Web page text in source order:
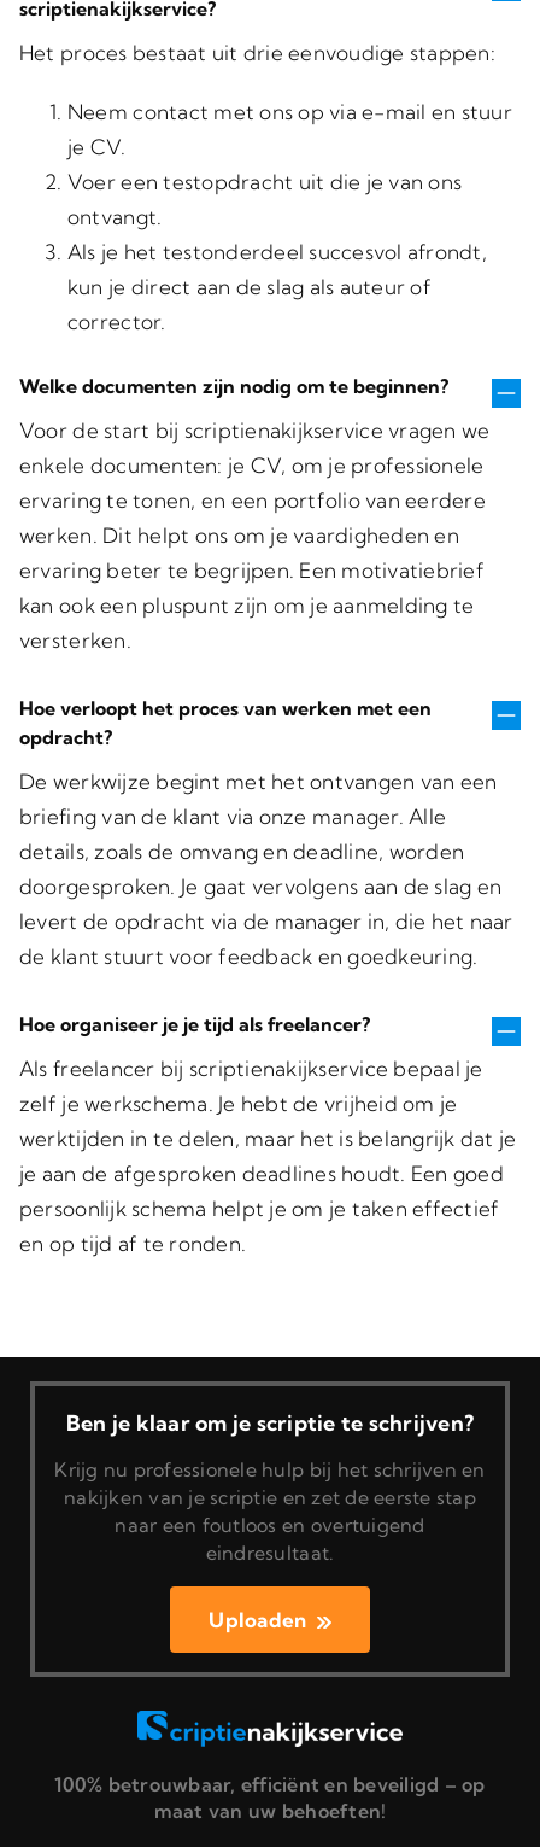
scriptienakijkservice?
Het proces bestaat uit drie eenvoudige stappen:
Neem contact met ons op via e-mail en stuur
je CV.
Voer een testopdracht uit die je van ons
ontvangt.
Als je het testonderdeel succesvol afrondt,
kun je direct aan de slag als auteur of
corrector.
Welke documenten zijn nodig om te beginnen?
Voor de start bij scriptienakijkservice vragen we
enkele documenten: je CV, om je professionele
ervaring te tonen, en een portfolio van eerdere
werken. Dit helpt ons om je vaardigheden en
ervaring beter te begrijpen. Een motivatiebrief
kan ook een pluspunt zijn om je aanmelding te
versterken.
Hoe verloopt het proces van werken met een
opdracht?
De werkwijze begint met het ontvangen van een
briefing van de klant via onze manager. Alle
details, zoals de omvang en deadline, worden
doorgesproken. Je gaat vervolgens aan de slag en
levert de opdracht via de manager in, die het naar
de klant stuurt voor feedback en goedkeuring.
Hoe organiseer je je tijd als freelancer?
Als freelancer bij scriptienakijkservice bepaal je
zelf je werkschema. Je hebt de vrijheid om je
werktijden in te delen, maar het is belangrijk dat je
je aan de afgesproken deadlines houdt. Een goed
persoonlijk schema helpt je om je taken effectief
en op tijd af te ronden.
Ben je klaar om je scriptie te schrijven?
Krijg nu professionele hulp bij het schrijven en
nakijken van je scriptie en zet de eerste stap
naar een foutloos en overtuigend
eindresultaat.
Uploaden
100% betrouwbaar, efficiënt en beveiligd – op
maat van uw behoeften!